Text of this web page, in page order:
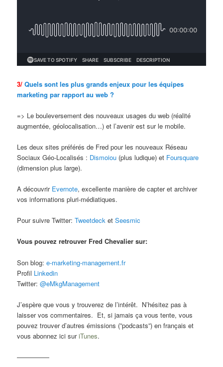
3/Quels sont les plus grands enjeux pour les équipes
marketing par rapport au web ?
=> Le bouleversement des nouveaux usages du web (réalité
augmentée, géolocalisation…) et l’avenir est sur le mobile.
Les deux sites préférés de Fred pour les nouveaux Réseau
Sociaux Géo-Localisés : Dismoiou (plus ludique) et Foursquare
(dimension plus large).
A découvrir Evernote, excellente manière de capter et archiver
vos informations pluri-médiatiques.
Pour suivre Twitter:TweetdecketSeesmic
Vous pouvez retrouver Fred Chevalier sur:
Son blog:e-marketing-management.fr
Profil Linkedin
Twitter:@eMkgManagement
J’espère que vous y trouverez de l’intérêt. N’hésitez pas à
laisser vos commentaires. Et, si jamais ça vous tente, vous
pouvez trouver d’autres émissions (”podcasts”) en français et
vous abonnez ici suriTunes.
—————